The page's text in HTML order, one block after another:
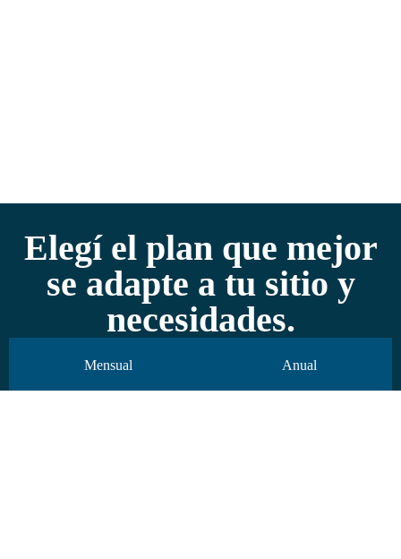
Elegí el plan que mejor
se adapte a tu sitio y
necesidades.
Mensual Anual